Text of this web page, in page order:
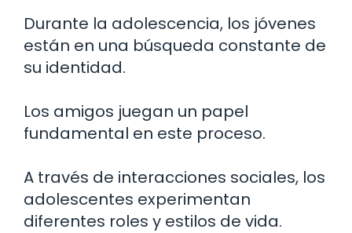
Durante la adolescencia, los jóvenes
están en una búsqueda constante de
su identidad.
Los amigos juegan un papel
fundamental en este proceso.
A través de interacciones sociales, los
adolescentes experimentan
diferentes roles y estilos de vida.